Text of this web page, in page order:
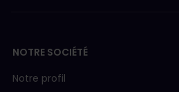
NOTRE SOCIÉTÉ
Notre profil